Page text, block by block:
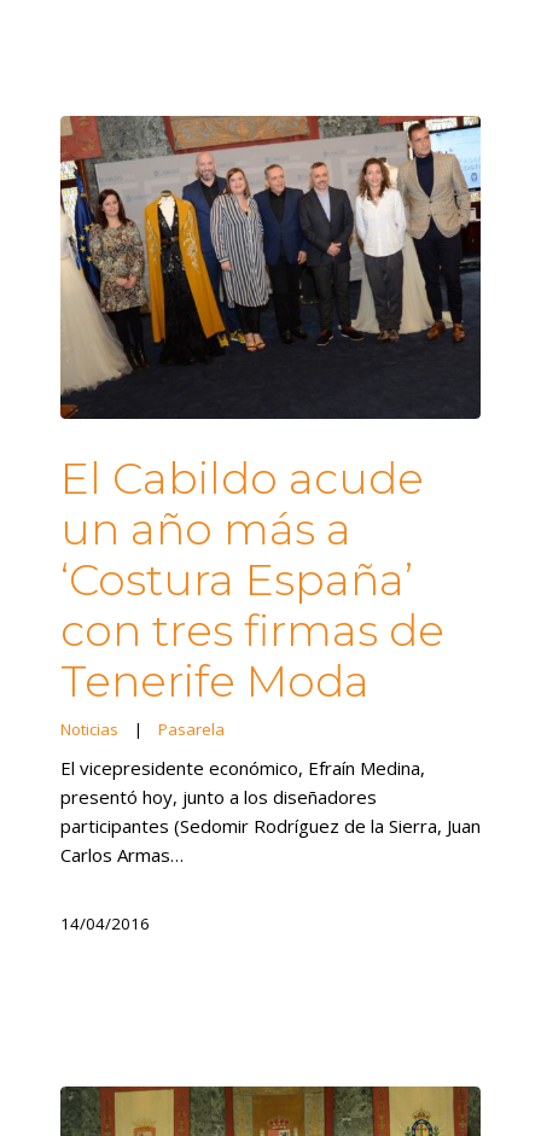
El Cabildo acude
un año más a
‘Costura España’
con tres firmas de
Tenerife Moda
Noticias | Pasarela
El vicepresidente económico, Efraín Medina,
presentó hoy, junto a los diseñadores
participantes (Sedomir Rodríguez de la Sierra, Juan
Carlos Armas…
14/04/2016